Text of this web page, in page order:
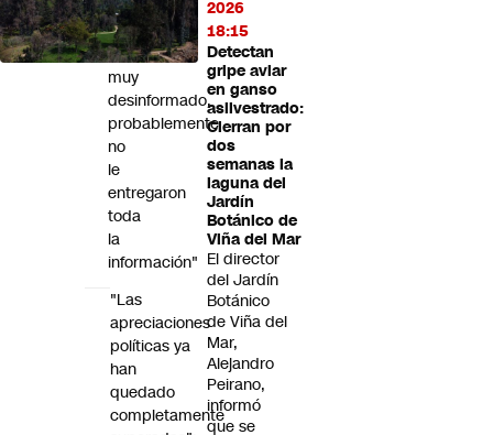
2026
18:15
Detectan
gripe aviar
en ganso
asilvestrado:
Cierran por
dos
semanas la
laguna del
Jardín
Botánico de
Viña del Mar
El director
del Jardín
Botánico
de Viña del
Mar,
Alejandro
Peirano,
informó
que se
responde:
"Él
está
muy
desinformado,
probablemente
no
le
entregaron
toda
la
información"
"Las
apreciaciones
políticas ya
han
quedado
completamente